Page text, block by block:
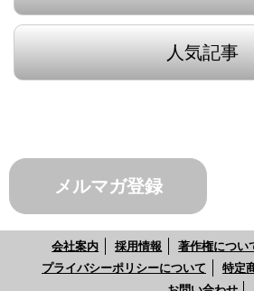
人気記事
メルマガ登録
会社案内 採用情報 著作権につい
プライバシーポリシーについて
特定